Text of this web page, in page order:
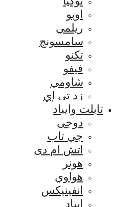
اوبو
ريلمي
سامسونج
تكنو
فيفو
شاومي
زد تي إي
تابلت وايباد
دوجى
جي تاب
اتش ام دى
هونر
هواوي
انفينيكس
ايباد